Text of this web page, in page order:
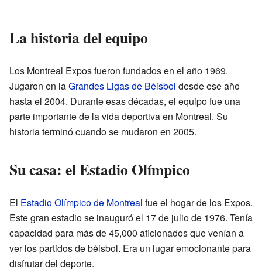
La historia del equipo
Los Montreal Expos fueron fundados en el año 1969.
Jugaron en laGrandes Ligas de Béisbol desde ese año
hasta el 2004. Durante esas décadas, el equipo fue una
parte importante de la vida deportiva en Montreal. Su
historia terminó cuando se mudaron en 2005.
Su casa: el Estadio Olímpico
El Estadio Olímpico de Montreal fue el hogar de los Expos.
Este gran estadio se inauguró el 17 de julio de 1976. Tenía
capacidad para más de 45,000 aficionados que venían a
ver los partidos de béisbol. Era un lugar emocionante para
disfrutar del deporte.